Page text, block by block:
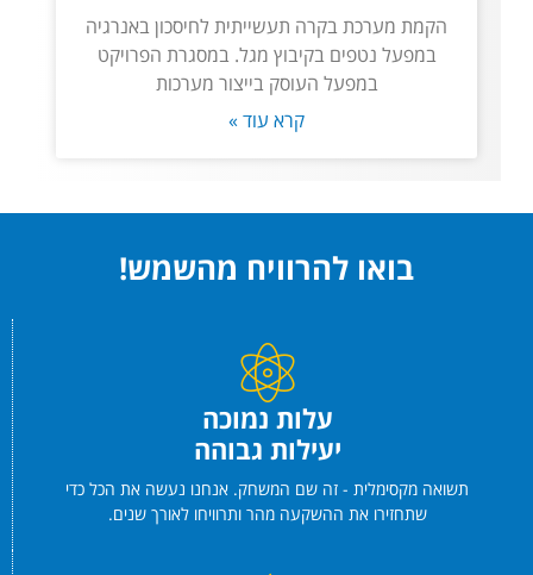
הקמת מערכת בקרה תעשייתית לחיסכון באנרגיה
במפעל נטפים בקיבוץ מגל. במסגרת הפרויקט
במפעל העוסק בייצור מערכות
קרא עוד »
בואו להרוויח מהשמש!
עלות נמוכה
יעילות גבוהה
תשואה מקסימלית - זה שם המשחק. אנחנו נעשה את הכל כדי
שתחזירו את ההשקעה מהר ותרוויחו לאורך שנים.